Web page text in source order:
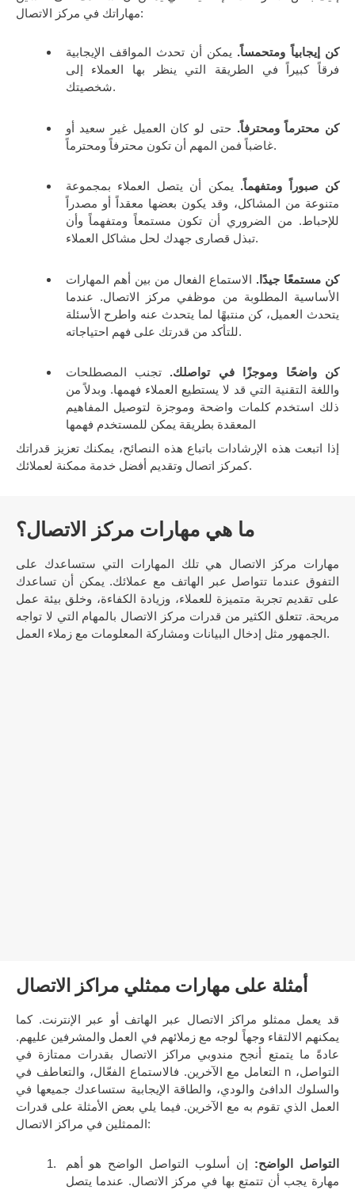
مهاراتك في مركز الاتصال:
كن إيجابياً ومتحمساً. يمكن أن تحدث المواقف الإيجابية
فرقاً كبيراً في الطريقة التي ينظر بها العملاء إلى
شخصيتك.
كن محترماً ومحترفاً. حتى لو كان العميل غير سعيد أو
غاضباً فمن المهم أن تكون محترفاً ومحترماً.
كن صبوراً ومتفهماً. يمكن أن يتصل العملاء بمجموعة
متنوعة من المشاكل، وقد يكون بعضها معقداً أو مصدراً
للإحباط. من الضروري أن تكون مستمعاً ومتفهماً وأن
تبذل قصارى جهدك لحل مشاكل العملاء.
كن مستمعًا جيدًا. الاستماع الفعال من بين أهم المهارات
الأساسية المطلوبة من موظفي مركز الاتصال. عندما
يتحدث العميل، كن منتبهًا لما يتحدث عنه واطرح الأسئلة
للتأكد من قدرتك على فهم احتياجاته.
كن واضحًا وموجزًا في تواصلك. تجنب المصطلحات
واللغة التقنية التي قد لا يستطيع العملاء فهمها. وبدلاً من
ذلك استخدم كلمات واضحة وموجزة لتوصيل المفاهيم
المعقدة بطريقة يمكن للمستخدم فهمها
إذا اتبعت هذه الإرشادات باتباع هذه النصائح، يمكنك تعزيز قدراتك
كمركز اتصال وتقديم أفضل خدمة ممكنة لعملائك.
ما هي مهارات مركز الاتصال؟
مهارات مركز الاتصال هي تلك المهارات التي ستساعدك على
التفوق عندما تتواصل عبر الهاتف مع عملائك. يمكن أن تساعدك
على تقديم تجربة متميزة للعملاء، وزيادة الكفاءة، وخلق بيئة عمل
مريحة. تتعلق الكثير من قدرات مركز الاتصال بالمهام التي لا تواجه
الجمهور مثل إدخال البيانات ومشاركة المعلومات مع زملاء العمل.
أمثلة على مهارات ممثلي مراكز الاتصال
قد يعمل ممثلو مراكز الاتصال عبر الهاتف أو عبر الإنترنت. كما
يمكنهم الالتقاء وجهاً لوجه مع زملائهم في العمل والمشرفين عليهم.
عادةً ما يتمتع أنجح مندوبي مراكز الاتصال بقدرات ممتازة في
التعامل مع الآخرين. فالاستماع الفعّال، والتعاطف في n التواصل،
والسلوك الدافئ والودي، والطاقة الإيجابية ستساعدك جميعها في
العمل الذي تقوم به مع الآخرين. فيما يلي بعض الأمثلة على قدرات
الممثلين في مراكز الاتصال:
التواصل الواضح: إن أسلوب التواصل الواضح هو أهم
مهارة يجب أن تتمتع بها في مركز الاتصال. عندما يتصل